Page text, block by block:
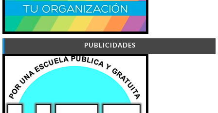
PUBLICIDADES